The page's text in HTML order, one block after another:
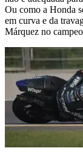
Ou como a Honda
em curva e da
Márquez no